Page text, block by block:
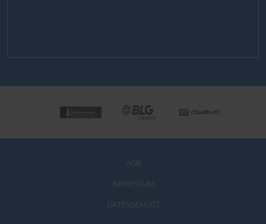
AGB
IMPRESSUM
DATENSCHUTZ